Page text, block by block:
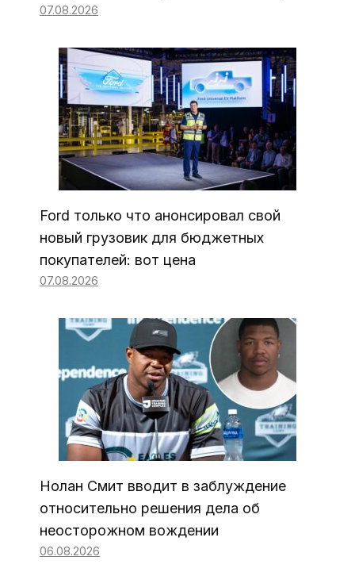
07.08.2026
Ford только что анонсировал свой
новый грузовик для бюджетных
покупателей: вот цена
07.08.2026
Нолан Смит вводит в заблуждение
относительно решения дела об
неосторожном вождении
06.08.2026